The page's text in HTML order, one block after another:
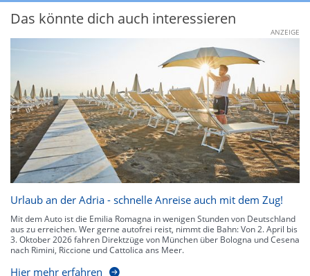
Das könnte dich auch interessieren
ANZEIGE
Urlaub an der Adria - schnelle Anreise auch mit dem Zug!
Mit dem Auto ist die Emilia Romagna in wenigen Stunden von Deutschland
aus zu erreichen. Wer gerne autofrei reist, nimmt die Bahn: Von 2. April bis
3. Oktober 2026 fahren Direktzüge von München über Bologna und Cesena
nach Rimini, Riccione und Cattolica ans Meer.
Hier mehr erfahren